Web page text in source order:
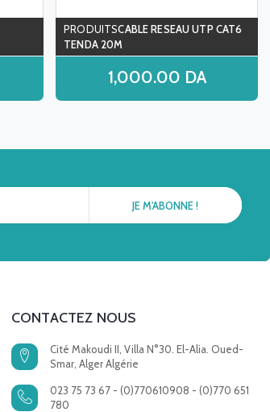
CABLE RESEAU UTP CAT6
TENDA 20M
1,000.00 DA
CONTACTEZ NOUS
Cité Makoudi II, Villa N°30. El-Alia. Oued-
Smar, Alger Algérie
023 75 73 67 - (0)770610908 - (0)770 651
780